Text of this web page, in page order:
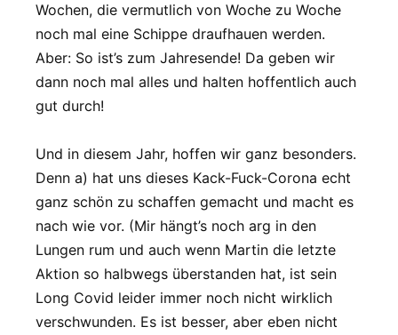
Wochen, die vermutlich von Woche zu Woche
noch mal eine Schippe draufhauen werden.
Aber: So ist’s zum Jahresende! Da geben wir
dann noch mal alles und halten hoffentlich auch
gut durch!
Und in diesem Jahr, hoffen wir ganz besonders.
Denn a) hat uns dieses Kack-Fuck-Corona echt
ganz schön zu schaffen gemacht und macht es
nach wie vor. (Mir hängt’s noch arg in den
Lungen rum und auch wenn Martin die letzte
Aktion so halbwegs überstanden hat, ist sein
Long Covid leider immer noch nicht wirklich
verschwunden. Es ist besser, aber eben nicht